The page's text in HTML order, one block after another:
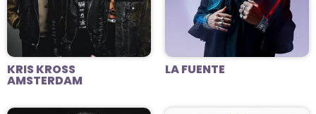
KRIS KROSS
AMSTERDAM
LA FUENTE